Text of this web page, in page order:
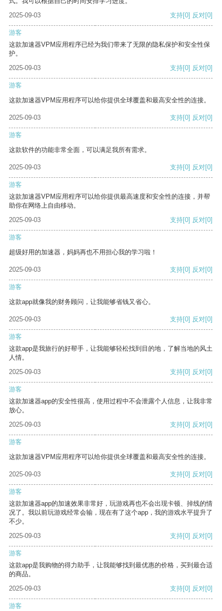
2025-09-03
支持[0] 反对[0]
游客
这款加速器VPM应用程序已经为我们带来了无限的隐私保护和安全性保
护。
2025-09-03
支持[0] 反对[0]
游客
这款加速器VPM应用程序可以给你提供全球覆盖和最高安全性的连接。
2025-09-03 支持[0] 反对[0]
游客
这款软件的功能非常全面，可以满足我所有需求。
2025-09-03 支持[0] 反对[0]
游客
这款加速器VPM应用程序可以给你提供最高速度和安全性的连接，并帮
助你在网络上自由移动。
2025-09-03
支持[0] 反对[0]
游客
超级好用的加速器，妈妈再也不用担心我的学习啦！
2025-09-03 支持[0] 反对[0]
游客
这款app就像我的财务顾问，让我能够省钱又省心。
2025-09-03 支持[0] 反对[0]
游客
这款app是我旅行的好帮手，让我能够轻松找到目的地，了解当地的风土
人情。
2025-09-03
支持[0] 反对[0]
游客
这款加速器app的安全性很高，使用过程中不会泄露个人信息，让我非常
放心。
2025-09-03
支持[0] 反对[0]
游客
这款加速器VPM应用程序可以给你提供全球覆盖和最高安全性的连接。
2025-09-03 支持[0] 反对[0]
游客
这款加速器app的加速效果非常好，玩游戏再也不会出现卡顿、掉线的情
况了。我以前玩游戏经常会输，现在有了这个app，我的游戏水平提升了
不少。
2025-09-03
支持[0] 反对[0]
游客
这款app是我购物的得力助手，让我能够找到最优惠的价格，买到最合适
的商品。
2025-09-03
支持[0] 反对[0]
游客